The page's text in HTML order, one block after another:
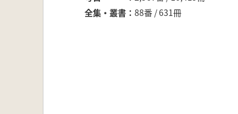
全集・叢書
88番 / 631冊